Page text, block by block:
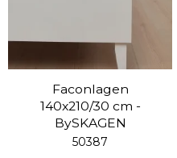
Faconlagen
140x210/30 cm -
BySKAGEN
50387